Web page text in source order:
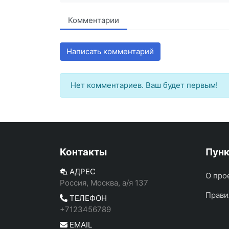
Комментарии
Написать комментарий
Нет комментариев. Ваш будет первым!
Контакты
АДРЕС
Россия, Москва, а/я 137
ТЕЛЕФОН
+7123456789
EMAIL
О